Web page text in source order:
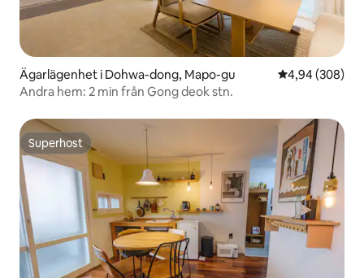
Ägarlägenhet i Dohwa-dong, Mapo-gu 4,94 av 5 i
4,94 (308)
Andra hem: 2 min från Gong deok stn.
Superhost
Superhost